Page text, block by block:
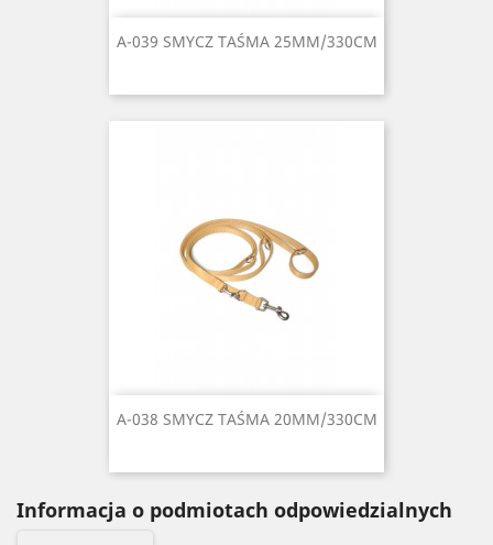
A-039 SMYCZ TAŚMA 25MM/330CM
A-038 SMYCZ TAŚMA 20MM/330CM
Informacja o podmiotach odpowiedzialnych